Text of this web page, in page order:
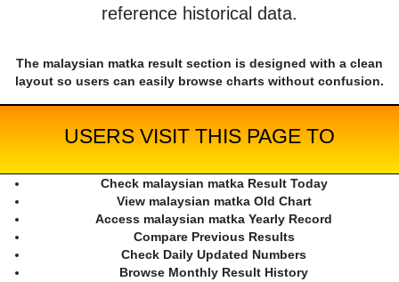
reference historical data.
The malaysian matka result section is designed with a clean
layout so users can easily browse charts without confusion.
USERS VISIT THIS PAGE TO
Check malaysian matka Result Today
View malaysian matka Old Chart
Access malaysian matka Yearly Record
Compare Previous Results
Check Daily Updated Numbers
Browse Monthly Result History